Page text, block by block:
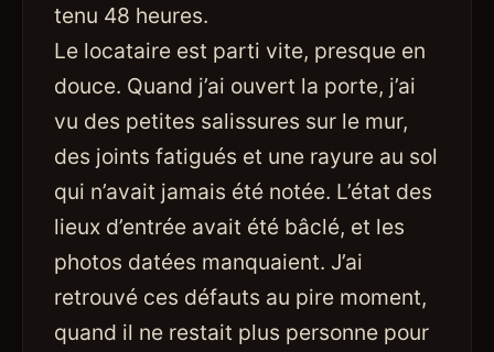
tenu 48 heures.
Le locataire est parti vite, presque en
douce. Quand j’ai ouvert la porte, j’ai
vu des petites salissures sur le mur,
des joints fatigués et une rayure au sol
qui n’avait jamais été notée. L’état des
lieux d’entrée avait été bâclé, et les
photos datées manquaient. J’ai
retrouvé ces défauts au pire moment,
quand il ne restait plus personne pour